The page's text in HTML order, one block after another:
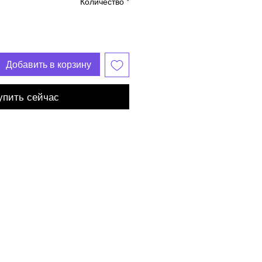
Добавить в корзину
сейчас